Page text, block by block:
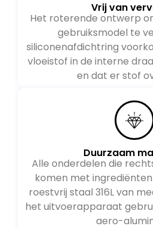
Vrij van
Het roterende ontwerp
gebruiksmodel te
siliconenafdichtring
vloeistof in de interne
en dat er stof
Duurzaam
Alle onderdelen die
komen met
roestvrij staal 316L van
het uitvoerapparaat
aero-